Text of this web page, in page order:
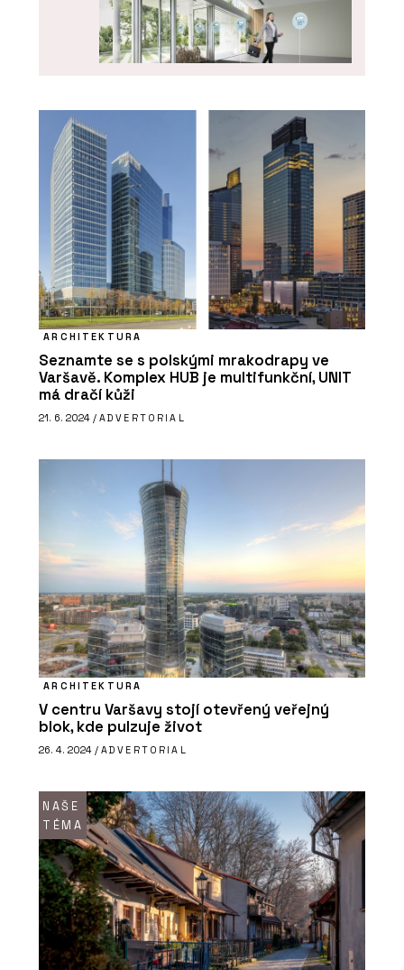
PRODUKTY
Funkční čisticí rohože Coral - Forbo
Flooring Systems
ČLÁNKY
Přírodní Marmoleum se se
Hodí se do paneláku, kanceláří i vily z
první republiky
PRODUKTY
Sametový vinyl Flotex - Forbo
Flooring Systems
O FIRMĚ
Forbo Flooring Systems
ARCHITEKTURA
Seznamte se s polskými mrakodrapy ve
Varšavě. Komplex HUB je multifunkční, UNIT
má dračí kůži
21. 6. 2024 / ADVERTORIAL
ARCHITEKTURA
V centru Varšavy stojí otevřený veřejný
blok, kde pulzuje život
26. 4. 2024 / ADVERTORIAL
NAŠE
TÉMA